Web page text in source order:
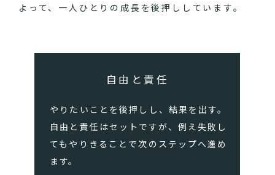
よって、一人ひとりの成長を後押ししています。
自由と責任
やりたいことを後押しし、結果を出す。
自由と責任はセットですが、例え失敗し
てもやりきることで次のステップへ進め
ます。